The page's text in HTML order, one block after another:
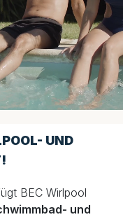
UND
BEC Wirlpool
und